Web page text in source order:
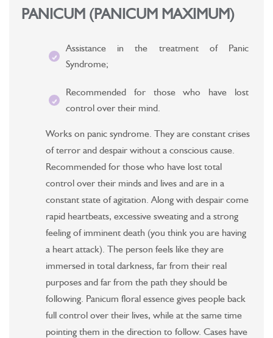
PANICUM (PANICUM MAXIMUM)
Assistance in the treatment of Panic
Syndrome;
Recommended for those who have lost
control over their mind.
Works on panic syndrome. They are constant crises
of terror and despair without a conscious cause.
Recommended for those who have lost total
control over their minds and lives and are in a
constant state of agitation. Along with despair come
rapid heartbeats, excessive sweating and a strong
feeling of imminent death (you think you are having
a heart attack). The person feels like they are
immersed in total darkness, far from their real
purposes and far from the path they should be
following. Panicum floral essence gives people back
full control over their lives, while at the same time
pointing them in the direction to follow. Cases have